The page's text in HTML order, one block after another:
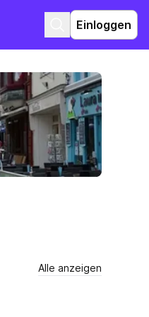
Einloggen
Alle anzeigen